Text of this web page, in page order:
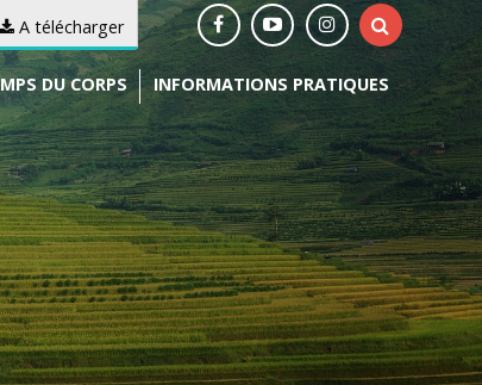
A télécharger
DU CORPS INFORMATIONS PRATIQUES